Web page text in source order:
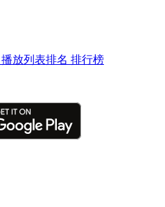
播放列表排名 排行榜